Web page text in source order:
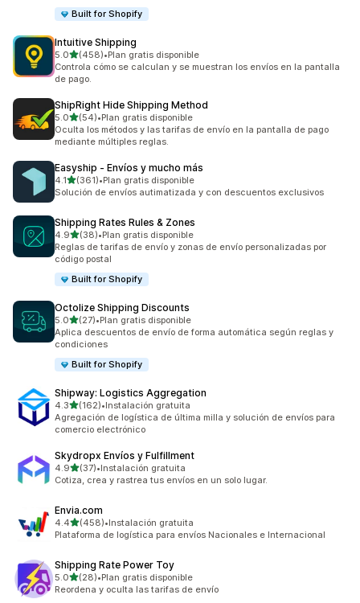
Built for Shopify
Intuitive Shipping
5.0de 5 estrellas
(458)
458 reseñas en total
•Plan gratis disponible
Controla cómo se calculan y se muestran los envíos en la pantalla
de pago.
ShipRight Hide Shipping Method
5.0de 5 estrellas
(54)
54 reseñas en total
•Plan gratis disponible
Oculta los métodos y las tarifas de envío en la pantalla de pago
mediante múltiples reglas.
Easyship ‑ Envíos y mucho más
4.1de 5 estrellas
(361)
361 reseñas en total
•Plan gratis disponible
Solución de envíos autimatizada y con descuentos exclusivos
Shipping Rates Rules & Zones
4.9de 5 estrellas
(38)
38 reseñas en total
•Plan gratis disponible
Reglas de tarifas de envío y zonas de envío personalizadas por
código postal
Built for Shopify
Octolize Shipping Discounts
5.0de 5 estrellas
(27)
27 reseñas en total
•Plan gratis disponible
Aplica descuentos de envío de forma automática según reglas y
condiciones
Built for Shopify
Shipway: Logistics Aggregation
4.3de 5 estrellas
(162)
162 reseñas en total
•Instalación gratuita
Agregación de logística de última milla y solución de envíos para
comercio electrónico
Skydropx Envíos y Fulfillment
4.9de 5 estrellas
(37)
37 reseñas en total
•Instalación gratuita
Cotiza, crea y rastrea tus envíos en un solo lugar.
Envia.com
4.4de 5 estrellas
(458)
458 reseñas en total
•Instalación gratuita
Plataforma de logística para envíos Nacionales e Internacional
Shipping Rate Power Toy
5.0de 5 estrellas
(28)
28 reseñas en total
•Plan gratis disponible
Reordena y oculta las tarifas de envío